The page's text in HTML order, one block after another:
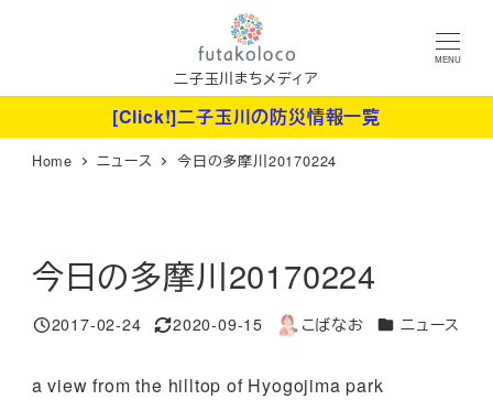
ン
二子玉川まちメディア
MENU
[Click!]二子玉川の防災情報一覧
Home ニュース 今日の多摩川20170224
今日の多摩川20170224
投稿日
2017-02-24
更新日
2020-09-15
著
こばなお カテゴリー
ニュース
a view from the hilltop of Hyogojima park